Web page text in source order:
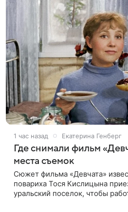
1 час назад Екатерина Генберг
Где снимали фильм
места съемок
Сюжет фильма «Девчата»
повариха Тося Кислицына
уральский поселок, чтобы